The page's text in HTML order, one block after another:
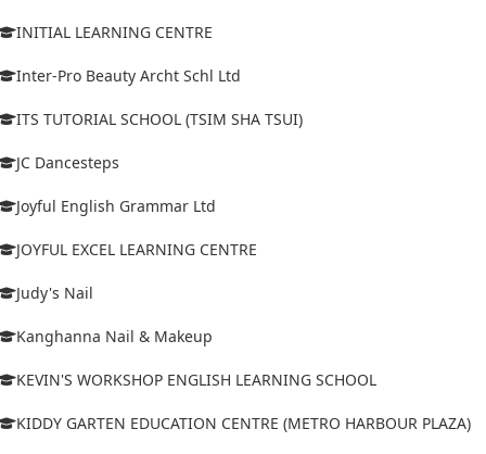
INITIAL LEARNING CENTRE
Inter-Pro Beauty Archt Schl Ltd
ITS TUTORIAL SCHOOL (TSIM SHA TSUI)
JC Dancesteps
Joyful English Grammar Ltd
JOYFUL EXCEL LEARNING CENTRE
Judy's Nail
Kanghanna Nail & Makeup
KEVIN'S WORKSHOP ENGLISH LEARNING SCHOOL
KIDDY GARTEN EDUCATION CENTRE (METRO HARBOUR PLAZA)